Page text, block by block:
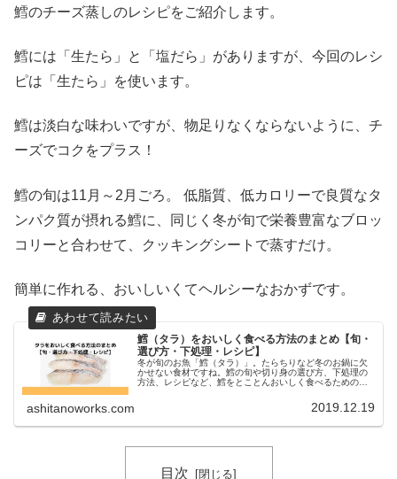
鱈のチーズ蒸しのレシピをご紹介します。
鱈には「生たら」と「塩だら」がありますが、今回のレシ
ピは「生たら」を使います。
鱈は淡白な味わいですが、物足りなくならないように、チ
ーズでコクをプラス！
鱈の旬は11月～2月ごろ。 低脂質、低カロリーで良質なタ
ンパク質が摂れる鱈に、同じく冬が旬で栄養豊富なブロッ
コリーと合わせて、クッキングシートで蒸すだけ。
簡単に作れる、おいしいくてヘルシーなおかずです。
鱈（タラ）をおいしく食べる方法のまとめ【旬・
選び方・下処理・レシピ】
冬が旬のお魚「鱈（タラ）」。たらちりなど冬のお鍋に欠
かせない食材ですね。鱈の旬や切り身の選び方、下処理の
方法、レシピなど、鱈をとことんおいしく食べるための情
ashitanoworks.com 2019.12.19
目次